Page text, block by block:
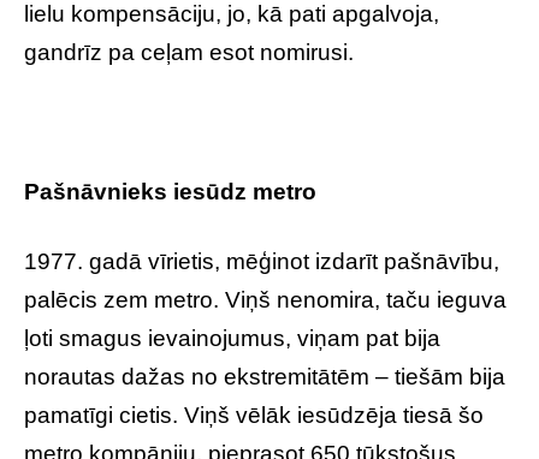
lielu kompensāciju, jo, kā pati apgalvoja,
gandrīz pa ceļam esot nomirusi.
Pašnāvnieks iesūdz metro
1977. gadā vīrietis, mēģinot izdarīt pašnāvību,
palēcis zem metro. Viņš nenomira, taču ieguva
ļoti smagus ievainojumus, viņam pat bija
norautas dažas no ekstremitātēm – tiešām bija
pamatīgi cietis. Viņš vēlāk iesūdzēja tiesā šo
metro kompāniju, pieprasot 650 tūkstošus